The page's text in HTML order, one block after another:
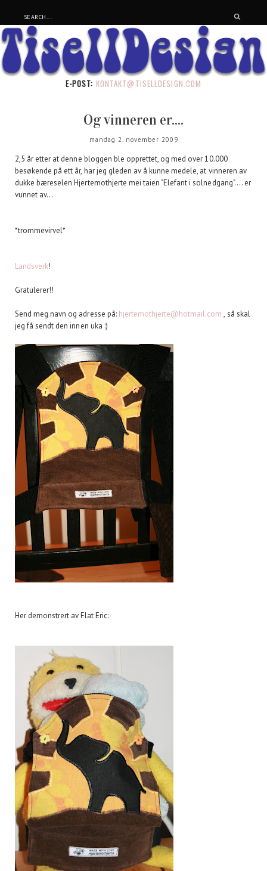
E-POST: KONTAKT@TISELLDESIGN.COM
Og vinneren er....
mandag 2. november 2009
2,5 år etter at denne bloggen ble opprettet, og med over 10.000
besøkende på ett år, har jeg gleden av å kunne medele, at vinneren av
dukke bæreselen Hjertemothjerte mei taien "Elefant i solnedgang".... er
vunnet av...
*trommevirvel*
Landsverk!
Gratulerer!!
Send meg navn og adresse på: hjertemothjerte@hotmail.com , så skal
jeg få sendt den innen uka :)
Her demonstrert av Flat Eric: